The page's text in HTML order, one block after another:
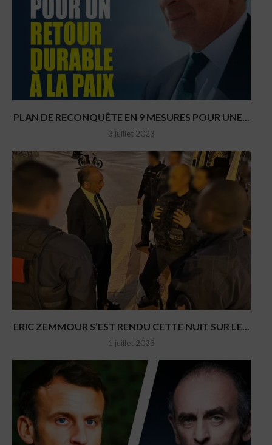
PLAN DE RECONQUÊTE EN 9 MESURES POUR UNE...
3 juillet 2023
ERIC ZEMMOUR S’EST RENDU CETTE NUIT SUR LE...
1 juillet 2023